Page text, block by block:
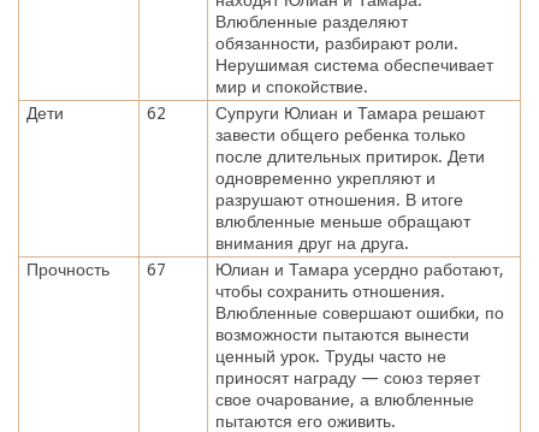
Влюбленные разделяют
обязанности, разбирают роли.
Нерушимая система обеспечивает
мир и спокойствие.
Дети
62
Супруги Юлиан и Тамара решают
завести общего ребенка только
после длительных притирок. Дети
одновременно укрепляют и
разрушают отношения. В итоге
влюбленные меньше обращают
внимания друг на друга.
Прочность
67
Юлиан и Тамара усердно работают,
чтобы сохранить отношения.
Влюбленные совершают ошибки, по
возможности пытаются вынести
ценный урок. Труды часто не
приносят награду — союз теряет
свое очарование, а влюбленные
пытаются его оживить.